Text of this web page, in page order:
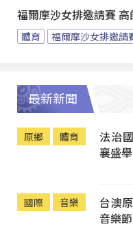
福爾摩沙女排邀請賽
體育 福爾摩沙女排邀請
最新新聞
原鄉 體育
法治
襄盛舉
國際 音樂
台澳
音樂節